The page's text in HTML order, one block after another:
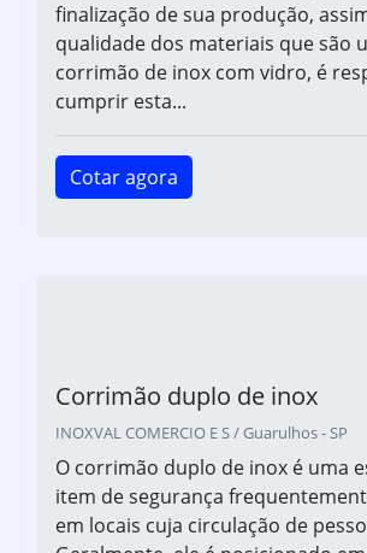
finalização de sua produção,
qualidade dos materiais que são
corrimão de inox com vidro, é
cumprir esta...
Cotar agora
Corrimão duplo de inox
INOXVAL COMERCIO E S / Guarulhos - SP
O corrimão duplo de inox é uma
item de segurança
em locais cuja circulação de